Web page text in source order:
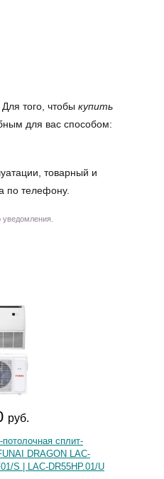
того, чтобы купить
для вас способом:
товарный и
по телефону.
уведомления.
руб.
потолочная сплит-
DRAGON LAC-
S | LAC-DR55HP.01/U